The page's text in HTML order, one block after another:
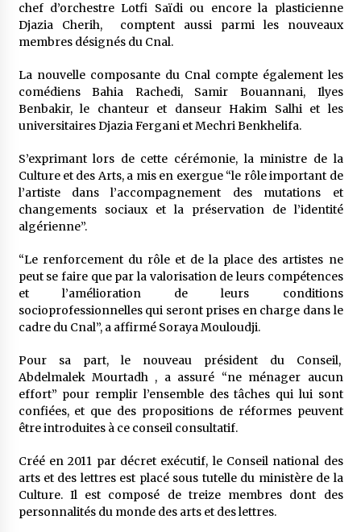
chef d’orchestre Lotfi Saïdi ou encore la plasticienne
Djazia Cherih, comptent aussi parmi les nouveaux
membres désignés du Cnal.
La nouvelle composante du Cnal compte également les
comédiens Bahia Rachedi, Samir Bouannani, Ilyes
Benbakir, le chanteur et danseur Hakim Salhi et les
universitaires Djazia Fergani et Mechri Benkhelifa.
S’exprimant lors de cette cérémonie, la ministre de la
Culture et des Arts, a mis en exergue “le rôle important de
l’artiste dans l’accompagnement des mutations et
changements sociaux et la préservation de l’identité
algérienne”.
“Le renforcement du rôle et de la place des artistes ne
peut se faire que par la valorisation de leurs compétences
et l’amélioration de leurs conditions
socioprofessionnelles qui seront prises en charge dans le
cadre du Cnal”, a affirmé Soraya Mouloudji.
Pour sa part, le nouveau président du Conseil,
Abdelmalek Mourtadh , a assuré “ne ménager aucun
effort” pour remplir l’ensemble des tâches qui lui sont
confiées, et que des propositions de réformes peuvent
être introduites à ce conseil consultatif.
Créé en 2011 par décret exécutif, le Conseil national des
arts et des lettres est placé sous tutelle du ministère de la
Culture. Il est composé de treize membres dont des
personnalités du monde des arts et des lettres.